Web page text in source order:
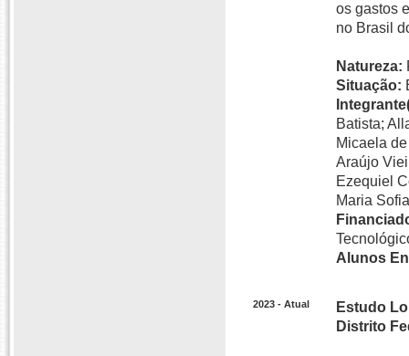
os gastos
no Brasil
Natureza:
Situação:
Batista;
Micaela
Araújo
Ezequiel
Maria
Alunos
2023 - Atual
Estudo
Distrito